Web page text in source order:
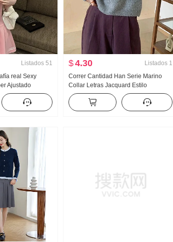
Listados 51
real Sexy
Ajustado
Diseño Sentido
Vestido
$4.30 Listados 1
Correr Cantidad Han Serie Marino
Collar Letras Jacquard Estilo
americano Suéter de punto Mujer
Otoño e invierno Nuevo Versátil
Suave Glutinoso Suéter Moda